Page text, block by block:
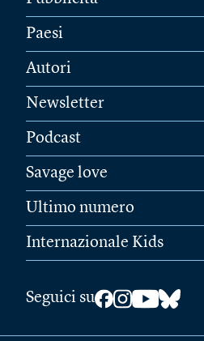
Paesi
Autori
Newsletter
Podcast
Savage love
Ultimo numero
Internazionale Kids
Seguici su